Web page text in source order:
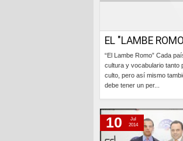
EL "LAMBE
“El Lambe Romo” Cada
cultura y vocabulario tanto
culto, pero así mismo
debe tener un per...
10
Jul
2014
martes, 8 de julio de 2014